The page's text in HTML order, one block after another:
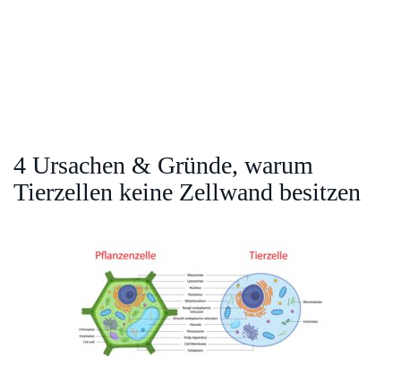
4 Ursachen & Gründe, warum
Tierzellen keine Zellwand besitzen